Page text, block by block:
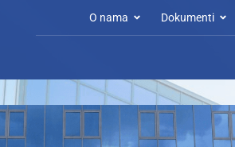
O nama Dokumenti